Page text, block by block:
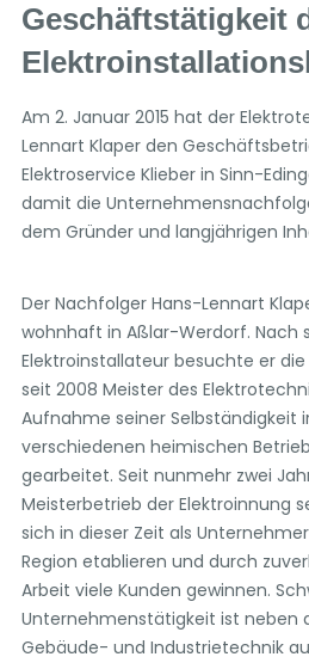
Geschäftstätigkeit
Am 2. Januar 2015 hat der
Lennart Klaper den
Elektroservice Klieber in Sinn-
damit die
dem Gründer und langjährigen
Der Nachfolger Hans-Lennart
wohnhaft in Aßlar-Werdorf. Nach
Elektroinstallateur besuchte er
seit 2008 Meister des
Aufnahme seiner Selbständigkeit
verschiedenen heimischen
gearbeitet. Seit nunmehr zwei
Meisterbetrieb der Elektroinnung
sich in dieser Zeit als
Region etablieren und durch
Arbeit viele Kunden gewinnen.
Unternehmenstätigkeit ist neben
Gebäude- und Industrietechnik